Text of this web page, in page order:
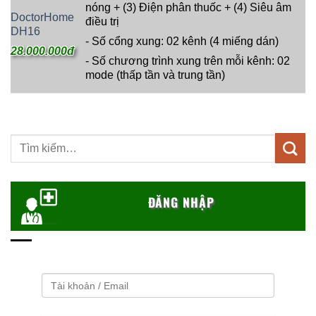
DoctorHome
DH16
28.000.000đ
nóng + (3) Điện phân thuốc + (4) Siêu âm
điều trị
- Số cổng xung: 02 kênh (4 miếng dán)
- Số chương trình xung trên mỗi kênh: 02
mode (thấp tần và trung tần)
Tìm
kiếm:
ĐĂNG NHẬP